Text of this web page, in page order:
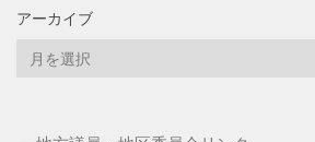
アーカイブ